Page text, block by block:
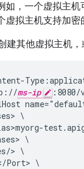
如，一个虚拟主机
拟主机支持加密
建其他虚拟主机，
ms-ip :8080/
\
\
> \
Port> \